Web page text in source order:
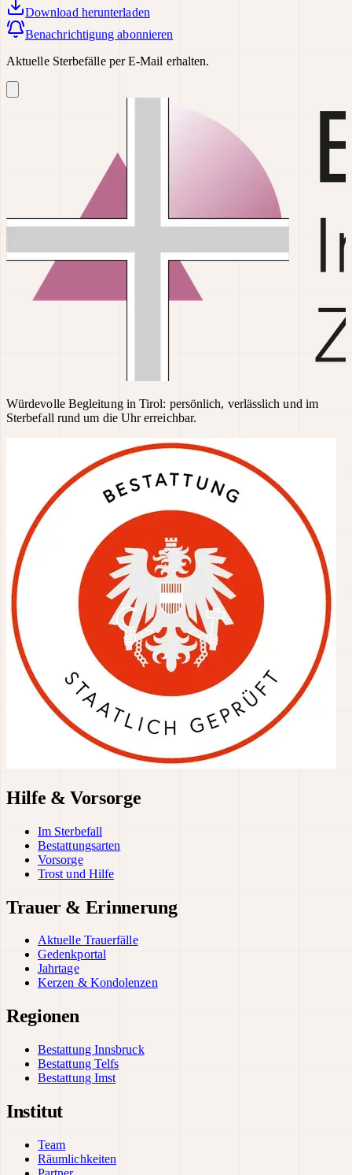
Download herunterladen
Benachrichtigung abonnieren
Aktuelle Sterbefälle per E-Mail erhalten.
Würdevolle Begleitung in Tirol: persönlich, verlässlich und im
Sterbefall rund um die Uhr erreichbar.
Hilfe & Vorsorge
Im Sterbefall
Bestattungsarten
Vorsorge
Trost und Hilfe
Trauer & Erinnerung
Aktuelle Trauerfälle
Gedenkportal
Jahrtage
Kerzen & Kondolenzen
Regionen
Bestattung Innsbruck
Bestattung Telfs
Bestattung Imst
Institut
Team
Räumlichkeiten